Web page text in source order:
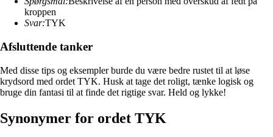
kroppen
Svar:TYK
Afsluttende tanker
Med disse tips og eksempler burde du være bedre rustet til at løse
krydsord med ordet TYK. Husk at tage det roligt, tænke logisk og
bruge din fantasi til at finde det rigtige svar. Held og lykke!
Synonymer for ordet TYK